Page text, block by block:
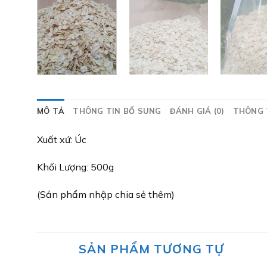
MÔ TẢ THÔNG TIN BỔ SUNG ĐÁNH GIÁ (0) THÔNG
Xuất xứ: Úc
Khối Lượng: 500g
(Sản phẩm nhập chia sẻ thêm)
SẢN PHẨM TƯƠNG TỰ